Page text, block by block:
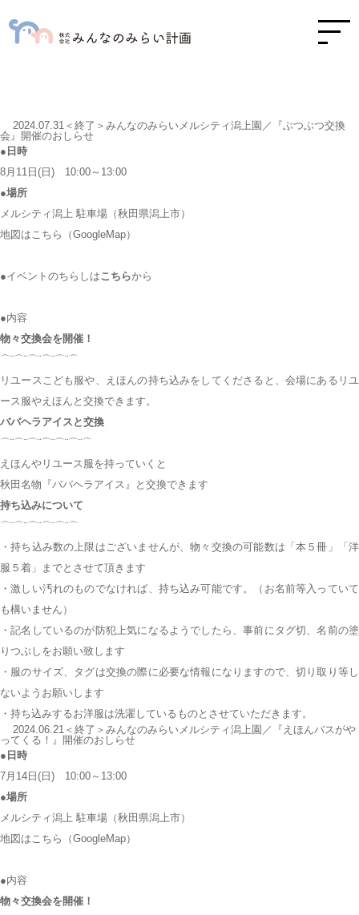
2024.07.31＜終了＞みんなのみらいメルシティ潟上園／『ぶつぶつ交換
会』開催のおしらせ
●日時
8月11日(日) 10:00～13:00
●場所
メルシティ潟上 駐車場（秋田県潟上市）
地図はこちら
（GoogleMap）
●イベントのちらしはこちらから
●内容
物々交換会を開催！
⌒¨⌒¨⌒¨⌒¨⌒¨⌒
リユースこども服や、えほんの持ち込みをしてくださると、会場にあるリユ
ース服やえほんと交換できます。
ババヘラアイスと交換
⌒¨⌒¨⌒¨⌒¨⌒¨⌒¨⌒
えほんやリユース服を持っていくと
秋田名物『ババヘラアイス』と交換できます
持ち込みについて
⌒¨⌒¨⌒¨⌒¨⌒¨⌒
・持ち込み数の上限はございませんが、物々交換の可能数は「本５冊」「洋
服５着」までとさせて頂きます
・激しい汚れのものでなければ、持ち込み可能です。（お名前等入っていて
も構いません）
・記名しているのが防犯上気になるようでしたら、事前にタグ切、名前の塗
りつぶしをお願い致します
・服のサイズ、タグは交換の際に必要な情報になりますので、切り取り等し
ないようお願いします
・持ち込みするお洋服は洗濯しているものとさせていただきます。
2024.06.21＜終了＞みんなのみらいメルシティ潟上園／『えほんバスがや
ってくる！』開催のおしらせ
●日時
7月14日(日) 10:00～13:00
●場所
メルシティ潟上 駐車場（秋田県潟上市）
地図はこちら
（GoogleMap）
●内容
物々交換会を開催！